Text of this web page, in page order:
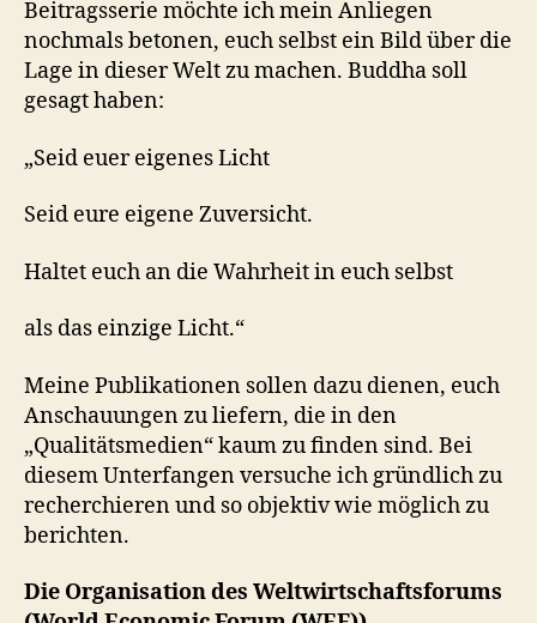
Weltwirtschaftsforum
–
eine
Beitragsserie möchte ich mein Anliegen
nochmals betonen, euch selbst ein Bild über die
Lage in dieser Welt zu machen. Buddha soll
gesagt haben:
„Seid euer eigenes Licht
Seid eure eigene Zuversicht.
Haltet euch an die Wahrheit in euch selbst
als das einzige Licht.“
Meine Publikationen sollen dazu dienen, euch
Anschauungen zu liefern, die in den
„Qualitätsmedien“ kaum zu finden sind. Bei
diesem Unterfangen versuche ich gründlich zu
recherchieren und so objektiv wie möglich zu
berichten.
Die Organisation des Weltwirtschaftsforums